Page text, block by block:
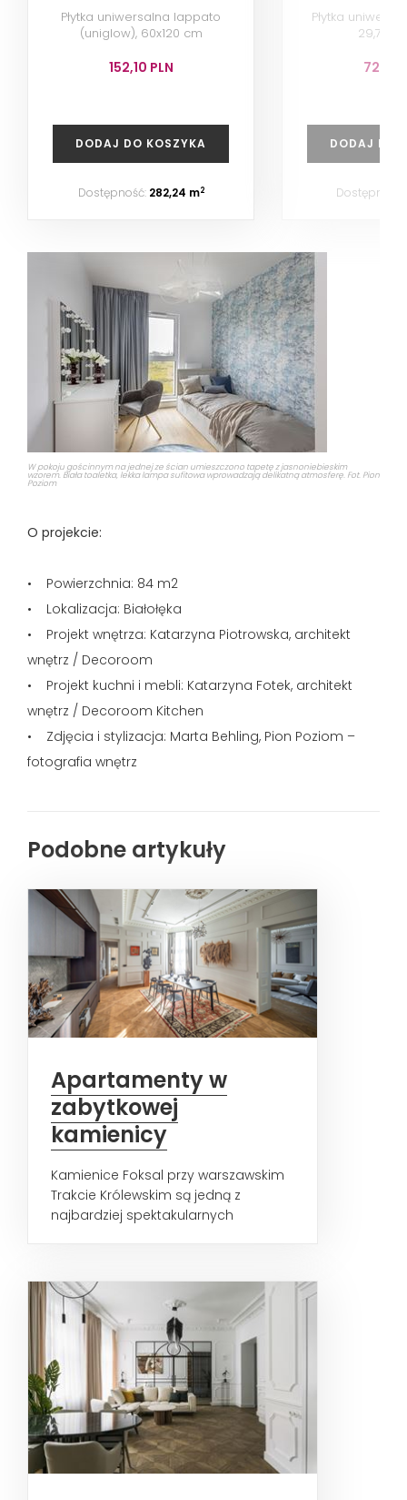
Płytka uniwersalna lappato
(uniglow), 60x120 cm
152,10 PLN
DODAJ DO KOSZYKA
Dostępność: 282,24 m2
Płytka
72,60
DODAJ DO
Dostępność:
W pokoju gościnnym na jednej ze ścian umieszczono tapetę z jasnoniebieskim
wzorem. Biała toaletka, lekka lampa sufitowa wprowadzają delikatną atmosferę. Fot. Pion
Poziom
O projekcie:
• Powierzchnia: 84 m2
• Lokalizacja: Białołęka
• Projekt wnętrza: Katarzyna Piotrowska, architekt
wnętrz / Decoroom
• Projekt kuchni i mebli: Katarzyna Fotek, architekt
wnętrz / Decoroom Kitchen
• Zdjęcia i stylizacja: Marta Behling, Pion Poziom –
fotografia wnętrz
Podobne artykuły
Apartamenty w
zabytkowej
kamienicy
Kamienice Foksal przy warszawskim
Trakcie Królewskim są jedną z
najbardziej spektakularnych